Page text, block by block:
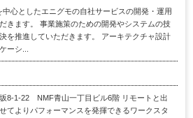
中心としたエニグモの自社サービスの開発・運用
きます。 事業施策のための開発やシステムの技
を推進していただきます。 アーキテクチャ設計
ーシ...
8-1-22 NMF青山一丁目ビル6階 リモートと出
てよりパフォーマンスを発揮できるワークスタ